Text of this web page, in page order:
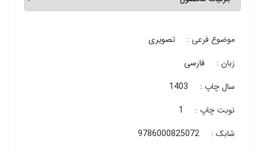
موضوع فرعی : تصویری
زبان : فارسی
سال چاپ : 1403
نوبت چاپ : 1
شابک : 9786000825072